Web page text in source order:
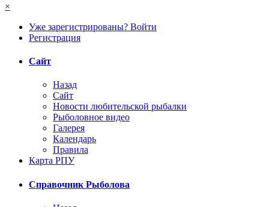
×
Уже зарегистрированы? Войти
Регистрация
Сайт
Назад
Сайт
Новости любительской рыбалки
Рыболовное видео
Галерея
Календарь
Правила
Карта РПУ
Справочник Рыболова